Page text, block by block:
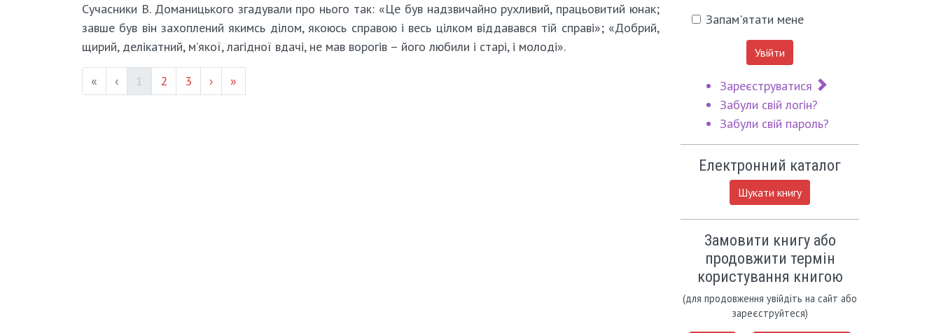
Сучасники В. Доманицького згадували про нього так: «Це був надзвичайно рухливий, працьовитий юнак;
завше був він захоплений якимсь ділом, якоюсь справою і весь цілком віддавався тій справі»; «Добрий,
щирий, делікатний, м’якої, лагідної вдачі, не мав ворогів – його любили і старі, і молоді».
« ‹ (current)
1 Page #
2 Page #
3 › »
Запам'ятати мене
Увійти
Зареєструватися
Забули свій логін?
Забули свій пароль?
Електронний каталог
Шукати книгу
Замовити книгу або
продовжити термін
користування книгою
(для продовження увійдіть на сайт або
зареєструйтеся)